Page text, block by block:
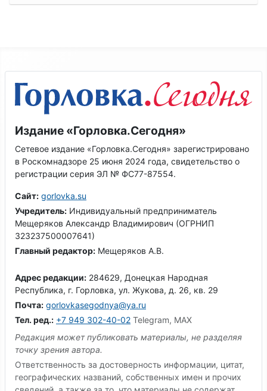
Издание «Горловка.Сегодня»
Сетевое издание «Горловка.Сегодня» зарегистрировано
в Роскомнадзоре 25 июня 2024 года, свидетельство о
регистрации серия ЭЛ № ФС77-87554.
Сайт: gorlovka.su
Учредитель: Индивидуальный предприниматель
Мещеряков Александр Владимирович (ОГРНИП
323237500007641)
Главный редактор: Мещеряков А.В.
Адрес редакции: 284629, Донецкая Народная
Республика, г. Горловка, ул. Жукова, д. 26, кв. 29
Почта: gorlovkasegodnya@ya.ru
Тел. ред.: +7 949 302-40-02 Telegram, MAX
Редакция может публиковать материалы, не разделяя
точку зрения автора.
Ответственность за достоверность информации, цитат,
географических названий, собственных имен и прочих